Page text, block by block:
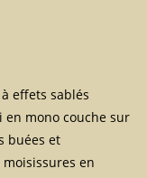
effets sablés
en mono couche sur
buées et
moisissures en